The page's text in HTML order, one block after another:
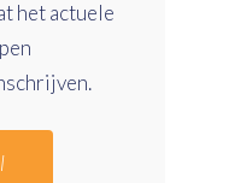
het actuele